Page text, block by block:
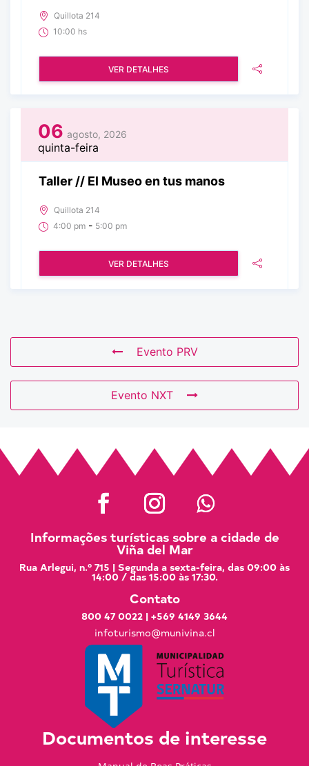
Quillota 214
10:00 hs
VER DETALHES
06 agosto, 2026
quinta-feira
Taller // El Museo en tus manos
Quillota 214
4:00 pm - 5:00 pm
VER DETALHES
Evento PRV
Evento NXT
Informações turísticas sobre a cidade de
Viña del Mar
Rua Arlegui, n.º 715 | Segunda a sexta-feira, das 09:00 às
14:00 / das 15:00 às 17:30.
Contato
800 47 0022 | +569 4149 3644
infoturismo@munivina.cl
Documentos de interesse